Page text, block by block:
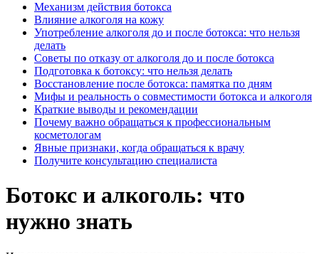
Механизм действия ботокса
Влияние алкоголя на кожу
Употребление алкоголя до и после ботокса: что нельзя
делать
Советы по отказу от алкоголя до и после ботокса
Подготовка к ботоксу: что нельзя делать
Восстановление после ботокса: памятка по дням
Мифы и реальность о совместимости ботокса и алкоголя
Краткие выводы и рекомендации
Почему важно обращаться к профессиональным
косметологам
Явные признаки, когда обращаться к врачу
Получите консультацию специалиста
Ботокс и алкоголь: что
нужно знать